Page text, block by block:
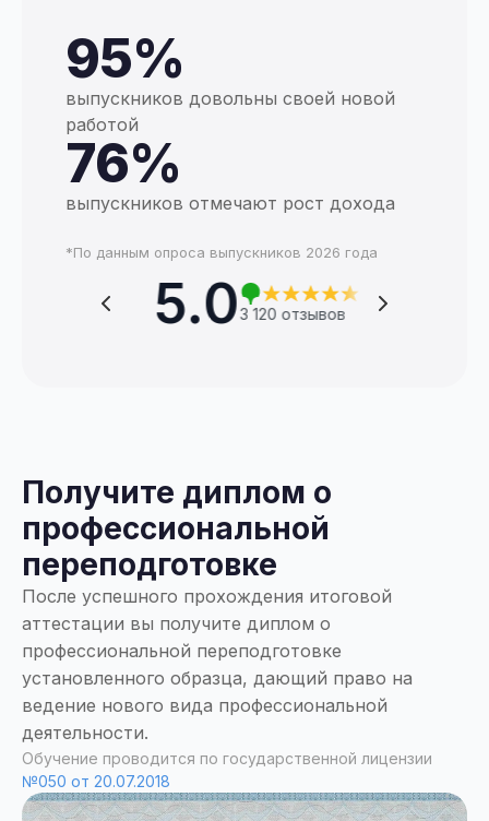
95%
выпускников довольны своей новой
работой
76%
выпускников отмечают рост дохода
*По данным опроса выпускников 2026 года
5.03 120 отзывов
Получите диплом о
профессиональной
переподготовке
После успешного прохождения итоговой
аттестации вы получите диплом о
профессиональной переподготовке
установленного образца, дающий право на
ведение нового вида профессиональной
деятельности.
Обучение проводится по государственной лицензии
№050 от 20.07.2018